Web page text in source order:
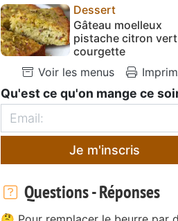
Dessert
Gâteau moelleux
pistache citron vert
courgette
Voir les menus
Qu'est ce qu'on mange ce
Je m'inscris
Questions - Réponses